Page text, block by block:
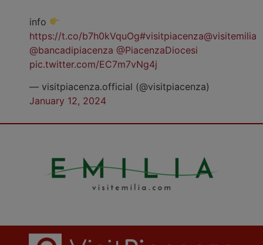
info
https://t.co/b7h0kVquOg#visitpiacenza@visitemilia
@bancadipiacenza @PiacenzaDiocesi
pic.twitter.com/EC7m7vNg4j
— visitpiacenza.official (@visitpiacenza)
January 12, 2024